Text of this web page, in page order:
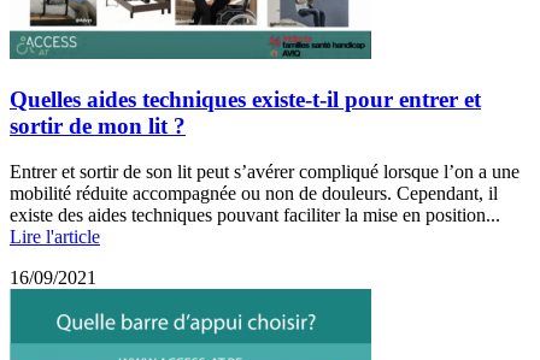
Quelles aides techniques existe-t-il pour entrer et
sortir de mon lit ?
Entrer et sortir de son lit peut s’avérer compliqué lorsque l’on a une
mobilité réduite accompagnée ou non de douleurs. Cependant, il
existe des aides techniques pouvant faciliter la mise en position...
Lire l'article
16/09/2021